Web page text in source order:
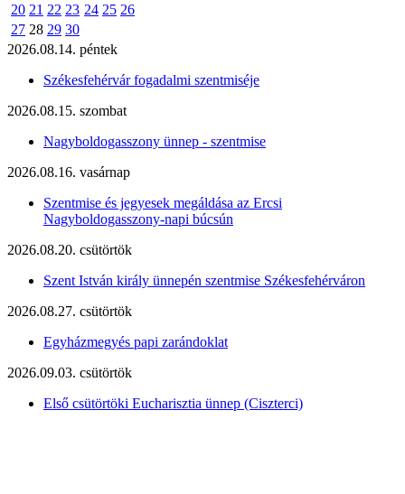
20 21 22 23 24 25 26
27 28 29 30
2026.08.14. péntek
Székesfehérvár fogadalmi szentmiséje
2026.08.15. szombat
Nagyboldogasszony ünnep - szentmise
2026.08.16. vasárnap
Szentmise és jegyesek megáldása az Ercsi
Nagyboldogasszony-napi búcsún
2026.08.20. csütörtök
Szent István király ünnepén szentmise Székesfehérváron
2026.08.27. csütörtök
Egyházmegyés papi zarándoklat
2026.09.03. csütörtök
Első csütörtöki Eucharisztia ünnep (Ciszterci)